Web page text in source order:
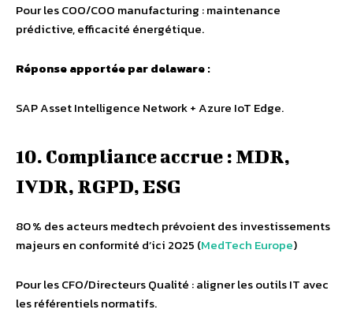
Pour les COO/COO manufacturing : maintenance
prédictive, efficacité énergétique.
Réponse apportée par delaware :
SAP Asset Intelligence Network + Azure IoT Edge.
10. Compliance accrue : MDR,
IVDR, RGPD, ESG
80 % des acteurs medtech prévoient des investissements
majeurs en conformité d’ici 2025 (MedTech Europe)
Pour les CFO/Directeurs Qualité : aligner les outils IT avec
les référentiels normatifs.